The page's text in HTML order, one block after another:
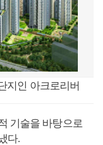
지인 아크로리버
기술을 바탕으로
다.